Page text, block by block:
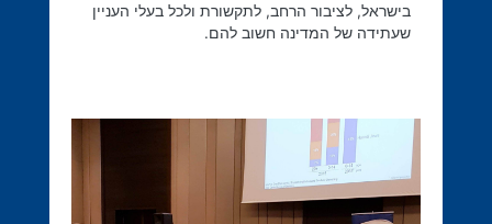
בישראל, לציבור הרחב, לתקשורת ולכל בעלי העניין
שעתידה של המדינה חשוב להם.